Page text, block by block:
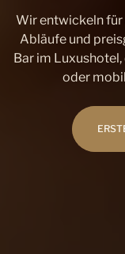
Wir entwickeln
Abläufe und
Bar im
oder